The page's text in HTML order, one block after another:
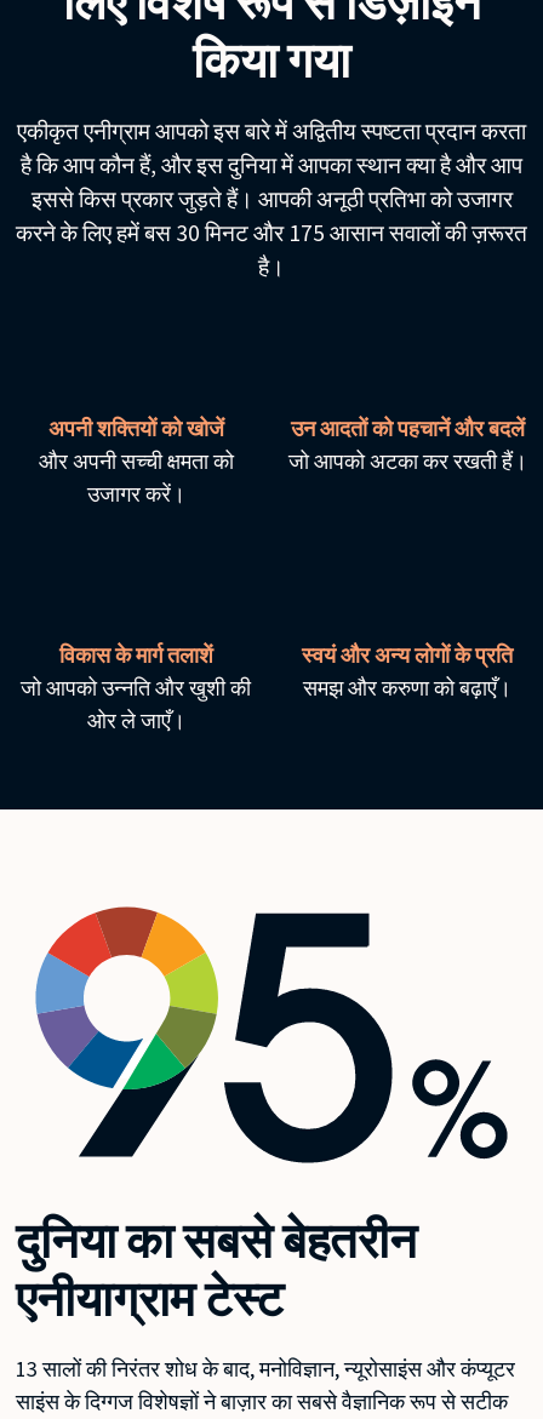
किया गया
एकीकृत एनीग्राम आपको इस बारे में अद्वितीय स्पष्टता प्रदान करता
है कि आप कौन हैं, और इस दुनिया में आपका स्थान क्या है और आप
इससे किस प्रकार जुड़ते हैं। आपकी अनूठी प्रतिभा को उजागर
करने के लिए हमें बस 30 मिनट और 175 आसान सवालों की ज़रूरत
है।
अपनी शक्तियों को खोजें
और अपनी सच्ची क्षमता को
उजागर करें।
उन आदतों को पहचानें और बदलें
जो आपको अटका कर रखती हैं।
विकास के मार्ग तलाशें
जो आपको उन्नति और खुशी की
ओर ले जाएँ।
स्वयं और अन्य लोगों के प्रति
समझ और करुणा को बढ़ाएँ।
दुनिया का सबसे बेहतरीन
एनीयाग्राम टेस्ट
13 सालों की निरंतर शोध के बाद, मनोविज्ञान, न्यूरोसाइंस और कंप्यूटर
साइंस के दिग्गज विशेषज्ञों ने बाज़ार का सबसे वैज्ञानिक रूप से सटीक